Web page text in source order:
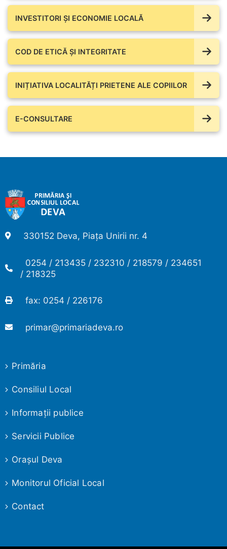
INVESTITORI ȘI ECONOMIE LOCALĂ
COD DE ETICĂ ȘI INTEGRITATE
INIȚIATIVA LOCALITĂȚI PRIETENE ALE COPIILOR
E-CONSULTARE
330152 Deva, Piața Unirii nr. 4
0254 / 213435 / 232310 / 218579 / 234651
/ 218325
fax: 0254 / 226176
primar@primariadeva.ro
Primăria
Consiliul Local
Informaţii publice
Servicii Publice
Oraşul Deva
Monitorul Oficial Local
Contact